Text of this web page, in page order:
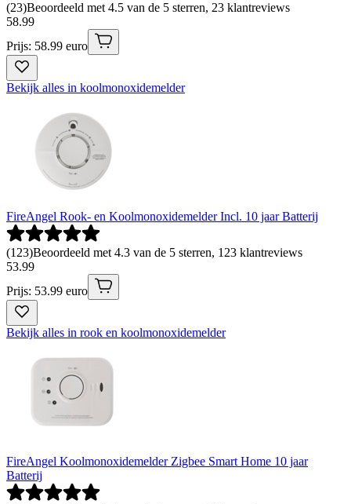
(23)Beoordeeld met 4.5 van de 5 sterren, 23 klantreviews
58.99
Prijs: 58.99 euro
Bekijk alles in koolmonoxidemelder
FireAngel Rook- en Koolmonoxidemelder Incl. 10 jaar Batterij
(123)Beoordeeld met 4.3 van de 5 sterren, 123 klantreviews
53.99
Prijs: 53.99 euro
Bekijk alles in rook en koolmonoxidemelder
FireAngel Koolmonoxidemelder Zigbee Smart Home 10 jaar
Batterij